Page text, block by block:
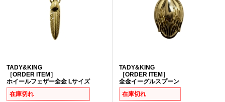
TADY&KING
［ORDER ITEM］
ホイールフェザー全金 Lサイズ
在庫切れ
TADY&KING
［ORDER ITEM］
全金イーグルスプーン
在庫切れ